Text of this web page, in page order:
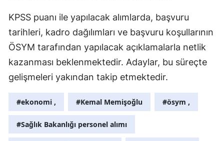
Tunceli
Şanlıurfa
Van
KPSS puanı ile yapılacak alımlarda, başvuru
tarihleri, kadro dağılımları ve başvuru koşullarının
ÖSYM tarafından yapılacak açıklamalarla netlik
kazanması beklenmektedir. Adaylar, bu süreçte
gelişmeleri yakından takip etmektedir.
#ekonomi , #Kemal Memişoğlu #ösym ,
#Sağlık Bakanlığı personel alımı